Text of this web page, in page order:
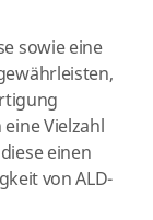
sowie eine
Vielzahl
einen
von ALD-